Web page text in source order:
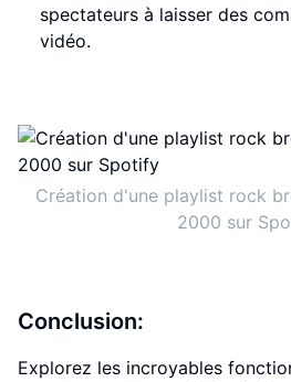
spectateurs à laisser des
vidéo.
Création d'une playlist rock
2000 sur
Conclusion:
Explorez les incroyables